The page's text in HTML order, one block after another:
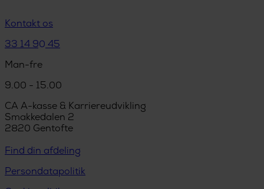
Kontakt os
33 14 90 45
Man-fre
9.00 - 15.00
CA A-kasse & Karriereudvikling
Smakkedalen 2
2820 Gentofte
Find din afdeling
Persondatapolitik